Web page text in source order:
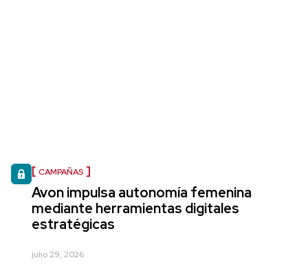
CAMPAÑAS
Avon impulsa autonomía femenina
mediante herramientas digitales
estratégicas
julio 29, 2026